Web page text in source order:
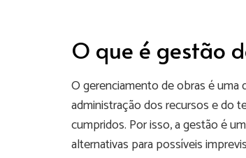
O que é gestão
O gerenciamento de obras é
administração dos recursos e do
cumpridos. Por isso, a gestão é
alternativas para possíveis